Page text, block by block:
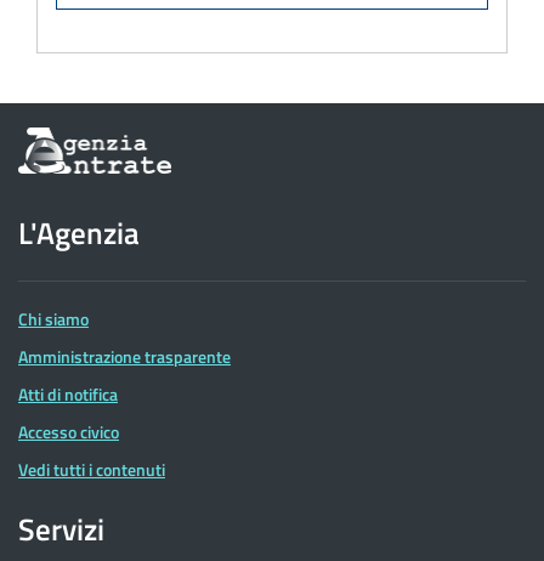
Informazioni
sul
dell'Agenzia
delle
Entrate
L'Agenzia
Chi siamo
Amministrazione trasparente
Atti di notifica
Accesso civico
Vedi tutti i contenuti
Servizi